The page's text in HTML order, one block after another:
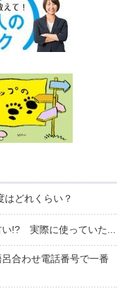
はどれくらい？
い!? 実際に使っていた...
合わせ電話番号で一番